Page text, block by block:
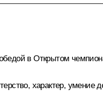
в Открытом
характер, умение